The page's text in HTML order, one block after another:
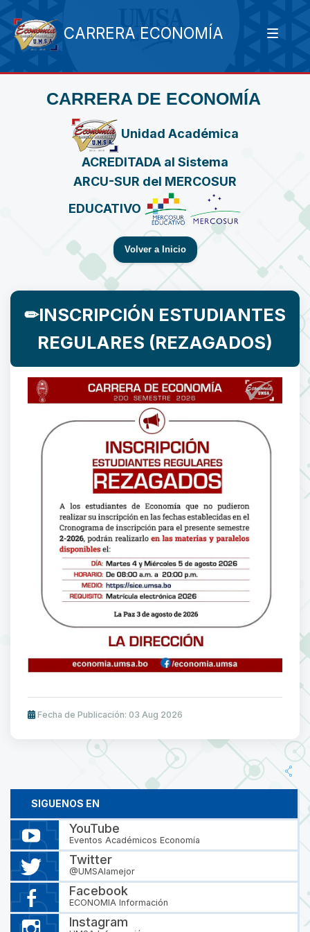
CARRERA ECONOMÍA
CARRERA DE ECONOMÍA
Unidad Académica
ACREDITADA al Sistema
ARCU-SUR del MERCOSUR
EDUCATIVO
Volver a Inicio
✏INSCRIPCIÓN ESTUDIANTES
REGULARES (REZAGADOS)
Fecha de Publicación: 03 Aug 2026
SIGUENOS EN
YouTube
Eventos Académicos Economía
Twitter
@UMSAlamejor
Facebook
ECONOMIA Información
Instagram